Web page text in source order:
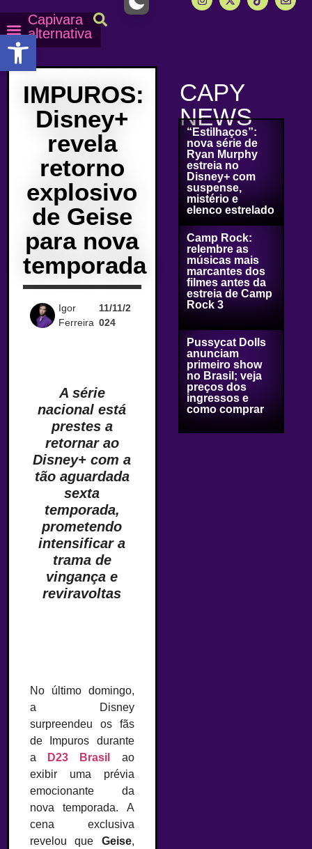
Capivara
alternativa
IMPUROS:
Disney+
revela
retorno
explosivo
de Geise
para nova
temporada
Igor
Ferreira
11/11/2
024
A série
nacional está
prestes a
retornar ao
Disney+ com a
tão aguardada
sexta
temporada,
prometendo
intensificar a
trama de
vingança e
reviravoltas
No último domingo,
a Disney
surpreendeu os fãs
de Impuros durante
a
D23 Brasil
ao
exibir uma prévia
emocionante da
nova temporada. A
cena exclusiva
revelou que Geise,
CAPY
NEWS
“Estilhaços”:
nova série de
Ryan Murphy
estreia no
Disney+ com
suspense,
mistério e
elenco estrelado
Camp Rock:
relembre as
músicas mais
marcantes dos
filmes antes da
estreia de Camp
Rock 3
Pussycat Dolls
anunciam
primeiro show
no Brasil; veja
preços dos
ingressos e
como comprar
Abrir a barra de ferramentas